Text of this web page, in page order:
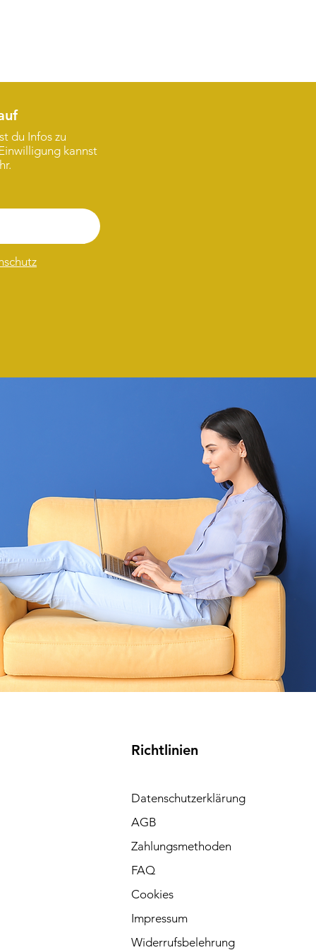
du Infos zu
kannst
Richtlinien
Datenschutzerklärung
AGB
Zahlungsmethoden
FAQ
Cookies
Impressum
Widerrufsbelehrung